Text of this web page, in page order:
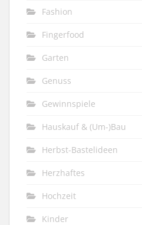
Fashion
Fingerfood
Garten
Genuss
Gewinnspiele
Hauskauf & (Um-)Bau
Herbst-Bastelideen
Herzhaftes
Hochzeit
Kinder